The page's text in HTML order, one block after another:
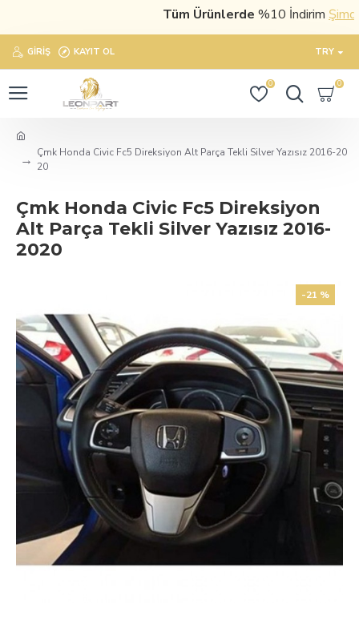
Tüm Ürünlerde%10 İndirimŞimdi
GIRIŞ KAYIT OL TRY
0 0
Çmk Honda Civic Fc5 Direksiyon Alt Parça Tekli Silver Yazısız 2016-20
20
Çmk Honda Civic Fc5 Direksiyon
Alt Parça Tekli Silver Yazısız 2016-
2020
-21 %